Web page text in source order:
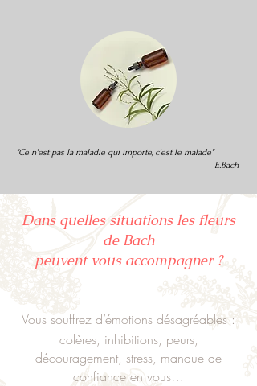
"Ce n'est pas la maladie qui importe, c'est le malade"
E.Bach
Dans quelles situations les fleurs
de Bach
peuvent vous accompagner ?
Vous souffrez d’émotions désagréables :
colères, inhibitions, peurs,
découragement, stress, manque de
confiance en vous…